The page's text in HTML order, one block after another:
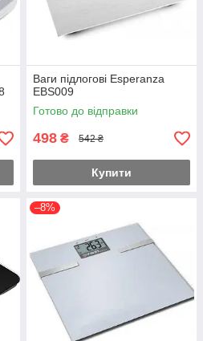
Ваги підлогові Esperanza
EBS009
Готово до відправки
498 ₴ 542 ₴
Купити
–8%